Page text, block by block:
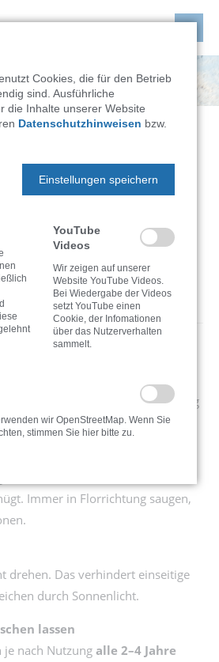
richtig
wichtigsten
ist nicht gleich
Handwerkskunst und oft
– vorausgesetzt, sie werden richtig
Do’s & Don’ts bleibt Ihr
farbintensiv.
Immer in Florrichtung saugen,
drehen. Das verhindert einseitige
durch Sonnenlicht.
lassen
je nach Nutzungalle 2–4 Jahre
Cookies, die für den Betrieb
sind. Ausführliche
die Inhalte unserer Website
Datenschutzhinweisen bzw.
Einstellungen speichern
YouTube
Videos
Wir zeigen auf unserer
Website YouTube Videos.
Bei Wiedergabe der Videos
setzt YouTube einen
Cookie, der Infomationen
über das Nutzerverhalten
sammelt.
wir OpenStreetMap. Wenn Sie
stimmen Sie hier bitte zu.